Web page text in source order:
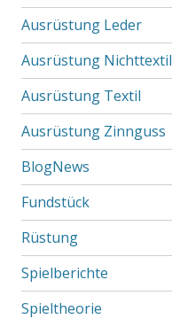
Ausrüstung Leder
Ausrüstung Nichttextil
Ausrüstung Textil
Ausrüstung Zinnguss
BlogNews
Fundstück
Rüstung
Spielberichte
Spieltheorie